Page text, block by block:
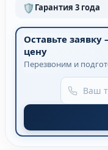
🛡Гарантия 3 года
Оставьте
цену
Перезвоним и